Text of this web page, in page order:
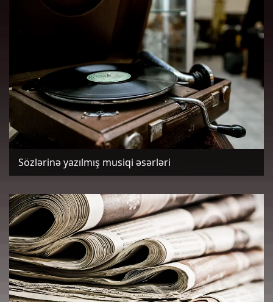
Sözlərinə yazılmış musiqi əsərləri